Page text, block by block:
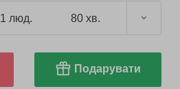
1 люд. 80 хв.
Подарувати